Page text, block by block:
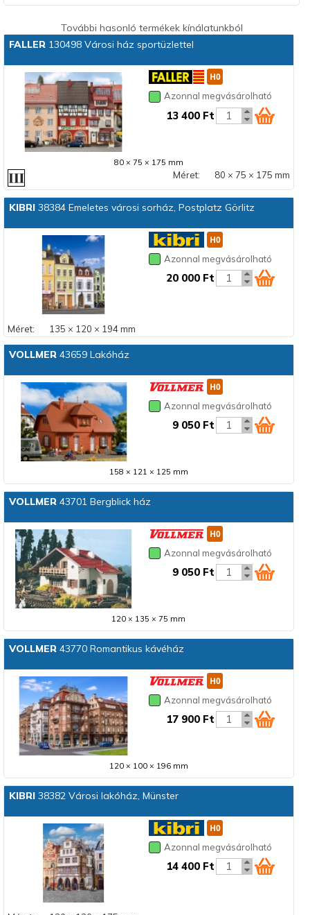
További hasonló termékek kínálatunkból
FALLER130498 Városi ház sportüzlettel
Azonnal megvásárolható
13 400 Ft
80 × 75 × 175 mm
Méret: 80 × 75 × 175 mm
KIBRI38384 Emeletes városi sorház, Postplatz Görlitz
Azonnal megvásárolható
20 000 Ft
Méret: 135 × 120 × 194 mm
VOLLMER43659 Lakóház
Azonnal megvásárolható
9 050 Ft
158 × 121 × 125 mm
VOLLMER43701 Bergblick ház
Azonnal megvásárolható
9 050 Ft
120 × 135 × 75 mm
VOLLMER43770 Romantikus kávéház
Azonnal megvásárolható
17 900 Ft
120 × 100 × 196 mm
KIBRI38382 Városi lakóház, Münster
Azonnal megvásárolható
14 400 Ft